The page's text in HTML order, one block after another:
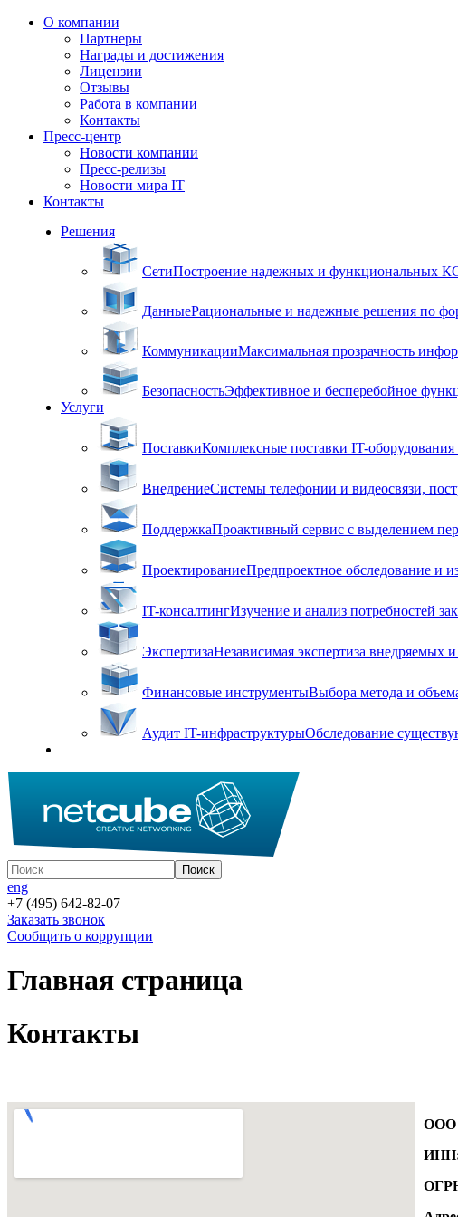
О компании
Партнеры
Награды и достижения
Лицензии
Отзывы
Работа в компании
Контакты
Пресс-центр
Новости компании
Пресс-релизы
Новости мира IT
Контакты
Решения
СетиПостроение надежных и функциональных
ДанныеРациональные и надежные решения по
КоммуникацииМаксимальная прозрачность
БезопасностьЭффективное и бесперебойное
Услуги
ПоставкиКомплексные поставки IT-оборудования
ВнедрениеСистемы телефонии и видеосвязи,
ПоддержкаПроактивный сервис с выделением
ПроектированиеПредпроектное обследование и
IT-консалтингИзучение и анализ потребностей
ЭкспертизаНезависимая экспертиза внедряемых
Финансовые инструментыВыбора метода и
Аудит IT-инфраструктурыОбследование
eng
+7 (495) 642-82-07
Заказать звонок
Сообщить о коррупции
Главная страница
Контакты
ООО